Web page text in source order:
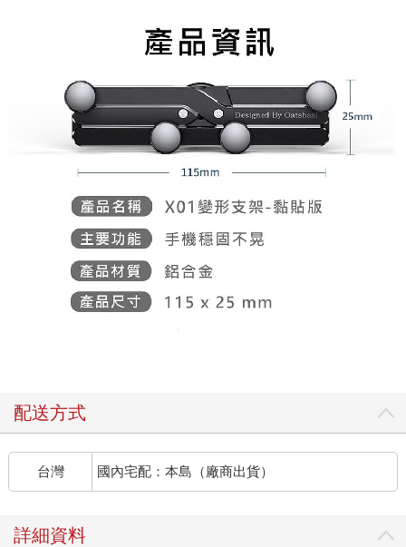
配送方式
台灣 國內宅配：本島（廠商出貨）
詳細資料